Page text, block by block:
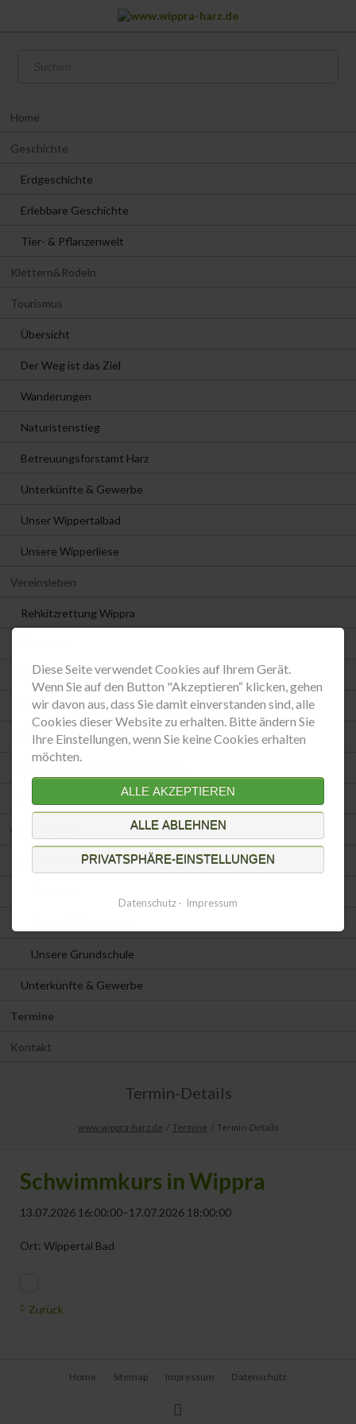
Diese Seite verwendet Cookies auf Ihrem Gerät.
Wenn Sie auf den Button "Akzeptieren“ klicken, gehen
wir davon aus, dass Sie damit einverstanden sind, alle
Cookies dieser Website zu erhalten. Bitte ändern Sie
Ihre Einstellungen, wenn Sie keine Cookies erhalten
möchten.
ALLE AKZEPTIEREN
ALLE ABLEHNEN
PRIVATSPHÄRE-EINSTELLUNGEN
Datenschutz Impressum
überspringen
Home
Geschichte
Erdgeschichte
Erlebbare Geschichte
Tier- & Pflanzenwelt
Klettern&Rodeln
Tourismus
Übersicht
Der Weg ist das Ziel
Wanderungen
Naturistenstieg
Betreuungsforstamt Harz
Unterkünfte & Gewerbe
Unser Wippertalbad
Unsere Wipperliese
Vereinsleben
Rehkitzrettung Wippra
SG Grüne Tanne Wippra
Männerchor Wippra
Schutzgemeinschaft Deutscher Wald e.V.
Ski & Freizeitsport e.V.
weitere Infos
Einrichtungen
Unsere Grundschule
Unterkünfte & Gewerbe
Termine
Kontakt
Termin-Details
www.wippra-harz.de Termine Termin-Details
Schwimmkurs in Wippra
13.07.2026 16:00:00–17.07.2026 18:00:00
Ort: Wippertal Bad
Zurück
Navigation
Home Sitemap Impressum Datenschutz